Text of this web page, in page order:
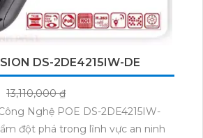
DS-2DE4215IW-DE
13,110,000 ₫
Nghệ POE DS-2DE4215IW-
đột phá trong lĩnh vực an ninh